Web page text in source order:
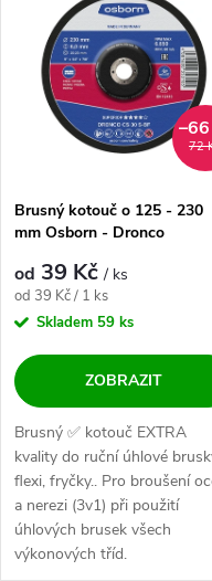
Nejprodávanější
Abecedně
72
Brusný kotouč o 125 - 230
mm Osborn - Dronco
od 39 Kč/ ks
Měrná cena:
od 39 Kč / 1 ks
Skladem 59 ks
ZOBRAZIT
Brusný ✅ kotouč EXTRA
kvality do ruční úhlové
flexi, fryčky.. Pro broušení
a nerezi (3v1) při použití
úhlových brusek všech
výkonových tříd.